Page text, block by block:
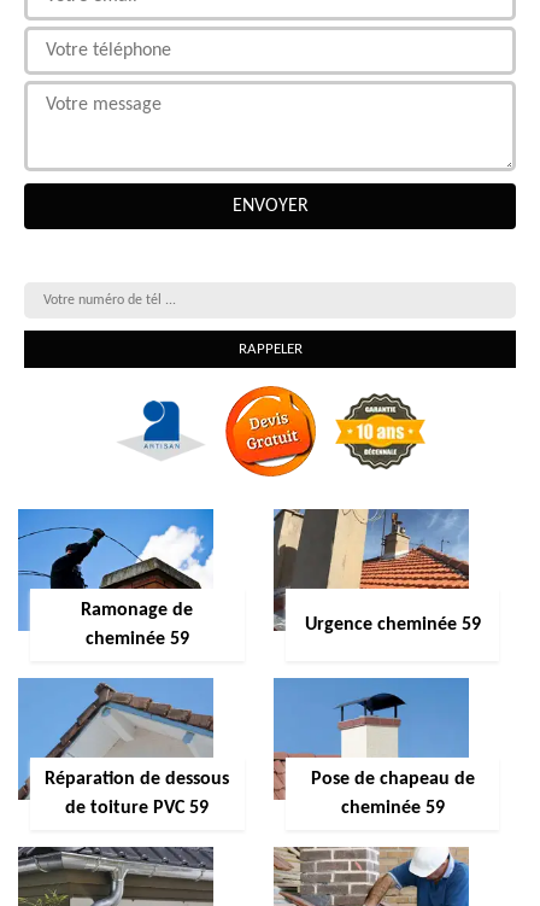
Ramonage de
cheminée 59
Urgence cheminée 59
Réparation de dessous
de toiture PVC 59
Pose de chapeau de
cheminée 59